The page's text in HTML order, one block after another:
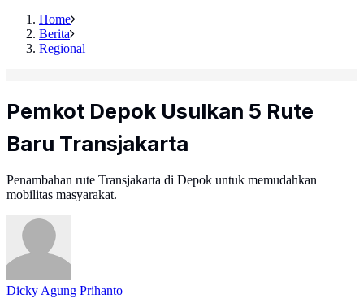
Home
Berita
Regional
Pemkot Depok Usulkan 5 Rute
Baru Transjakarta
Penambahan rute Transjakarta di Depok untuk memudahkan
mobilitas masyarakat.
Dicky Agung Prihanto